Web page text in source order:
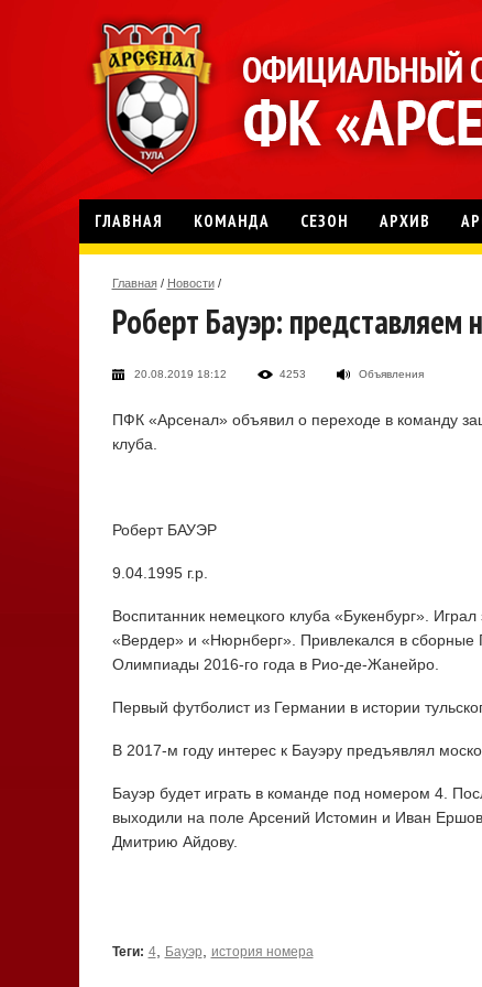
ГЛАВНАЯ КОМАНДА СЕЗОН АРХИВ
Главная / Новости /
Роберт Бауэр:
20.08.2019 18:12 4253 Объявления
ПФК «Арсенал» объявил о переходе в команду
клуба.
Роберт БАУЭР
9.04.1995 г.р.
Воспитанник немецкого клуба «Букенбург».
«Вердер» и «Нюрнберг». Привлекался в сборные
Олимпиады 2016-го года в Рио-де-Жанейро.
Первый футболист из Германии в истории
В 2017-м году интерес к Бауэру предъявлял
Бауэр будет играть в команде под номером 4.
выходили на поле Арсений Истомин и Иван
Дмитрию Айдову.
Теги: 4, Бауэр, история номера